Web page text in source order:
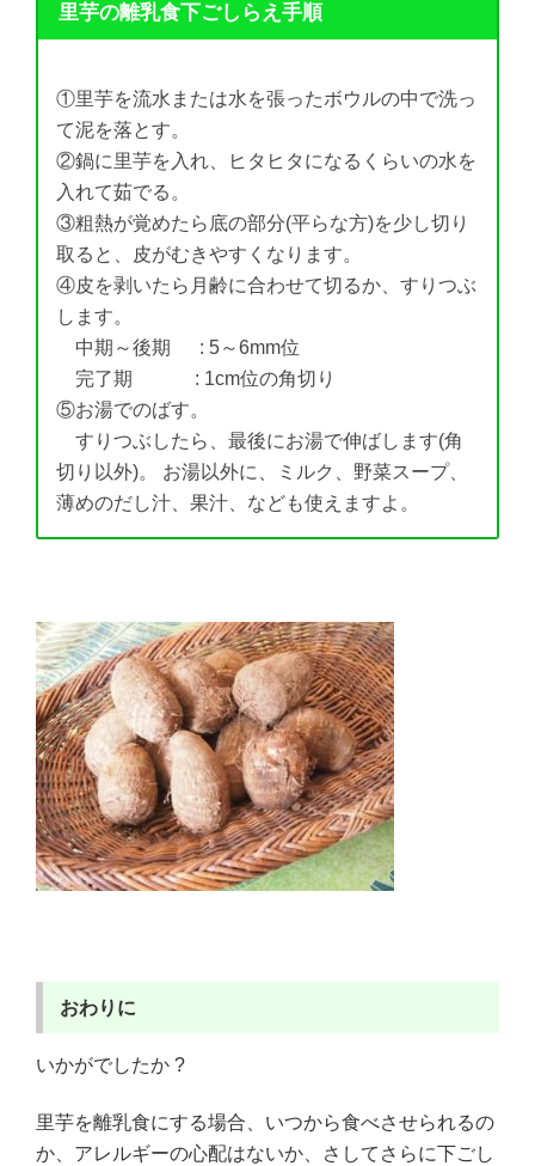
里芋の離乳食下ごしらえ手順
①里芋を流水または水を張ったボウルの中で洗っ
て泥を落とす。
②鍋に里芋を入れ、ヒタヒタになるくらいの水を
入れて茹でる。
③粗熱が覚めたら底の部分(平らな方)を少し切り
取ると、皮がむきやすくなります。
④皮を剥いたら月齢に合わせて切るか、すりつぶ
します。
中期～後期 : 5～6mm位
完了期 : 1cm位の角切り
⑤お湯でのばす。
すりつぶしたら、最後にお湯で伸ばします(角
切り以外)。 お湯以外に、ミルク、野菜スープ、
薄めのだし汁、果汁、なども使えますよ。
おわりに
いかがでしたか ?
里芋を離乳食にする場合、いつから食べさせられるの
か、アレルギーの心配はないか、さしてさらに下ごし